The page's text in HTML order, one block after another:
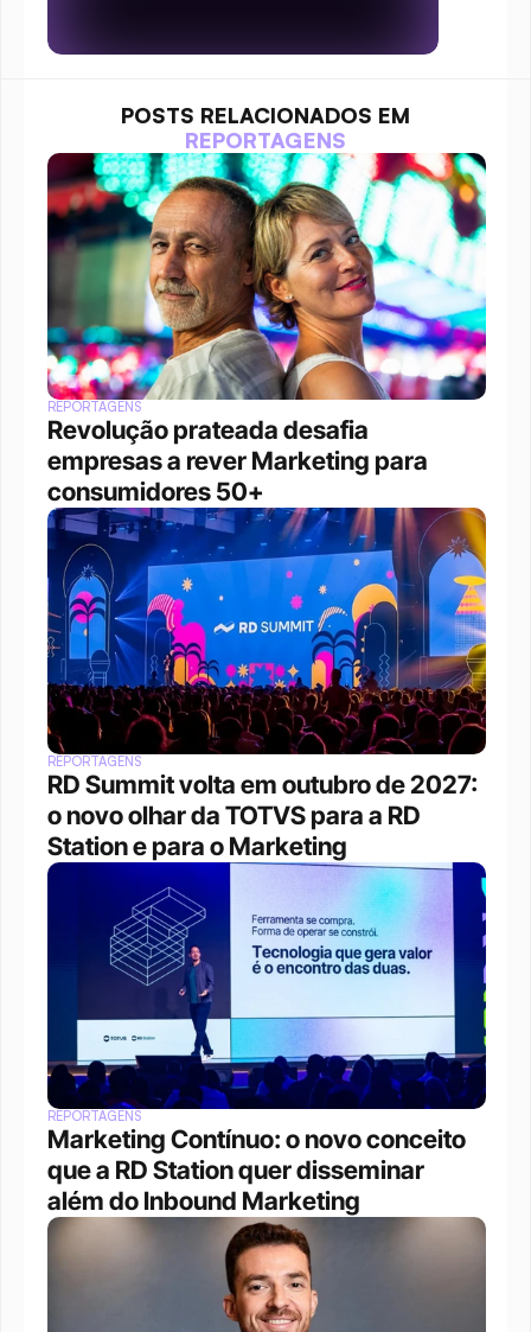
POSTS RELACIONADOS EM
REPORTAGENS
REPORTAGENS
Revolução prateada desafia
empresas a rever Marketing para
consumidores 50+
REPORTAGENS
RD Summit volta em outubro de 2027:
o novo olhar da TOTVS para a RD
Station e para o Marketing
REPORTAGENS
Marketing Contínuo: o novo conceito
que a RD Station quer disseminar
além do Inbound Marketing